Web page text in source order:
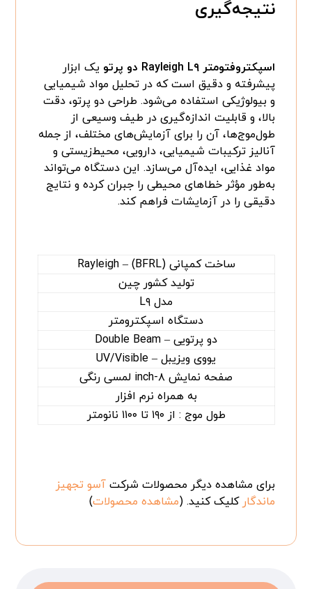
نتیجه‌گیری
اسپکتروفتومتر Rayleigh L۹ دو پرتو
یک ابزار
پیشرفته و دقیق است که در تحلیل مواد شیمیایی
و بیولوژیکی استفاده می‌شود. طراحی دو پرتو، دقت
بالا، و قابلیت اندازه‌گیری در طیف وسیعی از
طول‌موج‌ها، آن را برای آزمایش‌های مختلف، از جمله
آنالیز ترکیبات شیمیایی، دارویی، محیط‌زیستی و
مواد غذایی، ایده‌آل می‌سازد. این دستگاه می‌تواند
به‌طور مؤثر خطاهای محیطی را جبران کرده و نتایج
دقیقی را در آزمایشات فراهم کند.
ساخت کمپانی Rayleigh – (BFRL)
تولید کشور چین
مدل L۹
دستگاه اسپکترومتر
دو پرتویی – Double Beam
یووی ویزیبل – UV/Visible
صفحه نمایش ۸-inch لمسی رنگی
به همراه نرم افزار
طول موج : از ۱۹۰ تا ۱۱۰۰ نانومتر
برای مشاهده دیگر محصولات شرکتآسو تجهیز
ماندگار کلیک کنید. (مشاهده محصولات)